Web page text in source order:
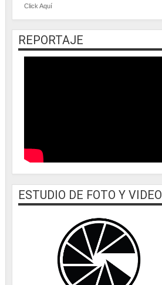
Click Aquí
REPORTAJE
ESTUDIO DE FOTO Y VIDEO